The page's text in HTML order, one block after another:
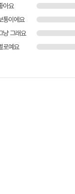
아요
통이에요
냥 그래요
로예요